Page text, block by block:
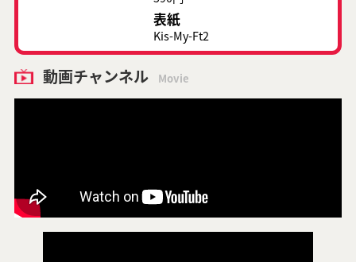
表紙
Kis-My-Ft2
動画チャンネル Movie